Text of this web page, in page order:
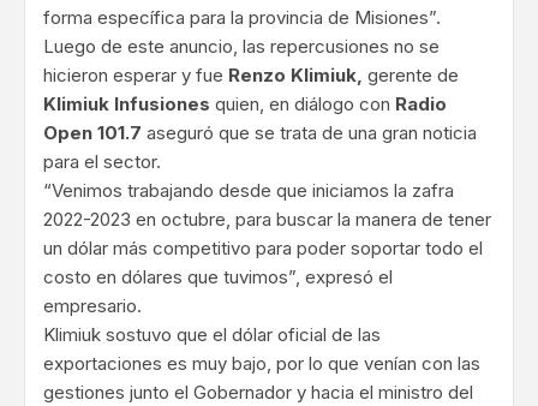
forma específica para la provincia de Misiones”.
Luego de este anuncio, las repercusiones no se
hicieron esperar y fue Renzo Klimiuk, gerente de
Klimiuk Infusiones quien, en diálogo con Radio
Open 101.7 aseguró que se trata de una gran noticia
para el sector.
“Venimos trabajando desde que iniciamos la zafra
2022-2023 en octubre, para buscar la manera de tener
un dólar más competitivo para poder soportar todo el
costo en dólares que tuvimos”, expresó el
empresario.
Klimiuk sostuvo que el dólar oficial de las
exportaciones es muy bajo, por lo que venían con las
gestiones junto el Gobernador y hacia el ministro del